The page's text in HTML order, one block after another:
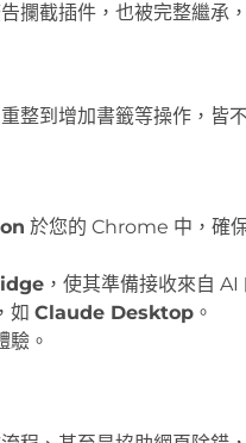
攔截插件，也被完整繼承
整到增加書籤等操作，皆
於您的 Chrome 中，確
，使其準備接收來自 AI
如 Claude Desktop 。
驗。